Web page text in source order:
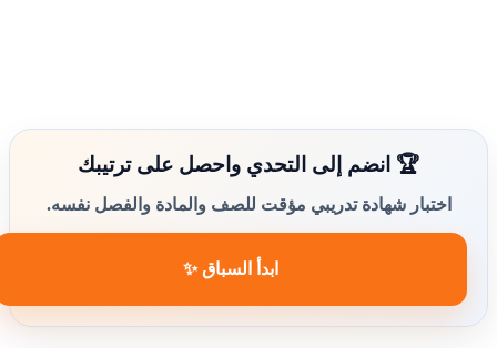
🏆 انضم إلى التحدي واحصل على ترتيبك
اختبار شهادة تدريبي مؤقت للصف والمادة والفصل نفسه.
ابدأ السباق ✨